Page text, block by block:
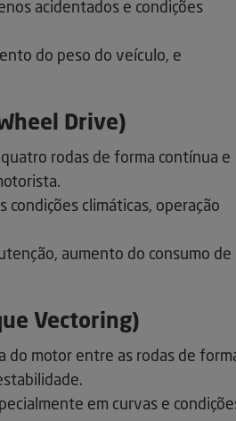
acidentados e condições
do peso do veículo, e
Drive)
rodas de forma contínua e
climáticas, operação
aumento do consumo de
Vectoring)
do motor entre as rodas de
em curvas e